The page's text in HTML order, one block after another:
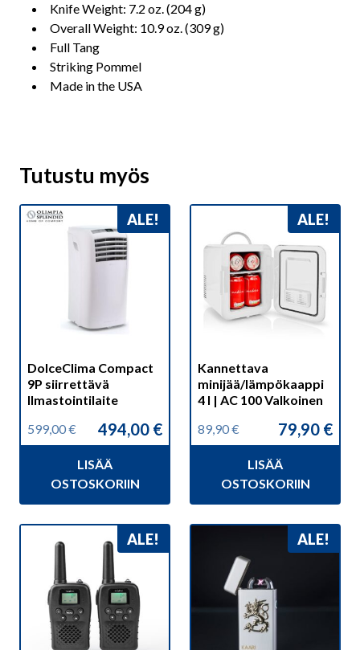
Knife Weight: 7.2 oz. (204 g)
Overall Weight: 10.9 oz. (309 g)
Full Tang
Striking Pommel
Made in the USA
Tutustu myös
ALE!
DolceClima Compact
9P siirrettävä
Ilmastointilaite
599,00€
Alkuperäinen
599,00 €.
494,00 €
Nykyinen
494,00 €.
LISÄÄ
OSTOSKORIIN
ALE!
Kannettava
minijää/lämpökaappi
4 l | AC 100 Valkoinen
89,90€
Alkuperäinen
89,90 €.
79,90 €
Nykyinen
79,90 €.
LISÄÄ
OSTOSKORIIN
ALE! ALE!